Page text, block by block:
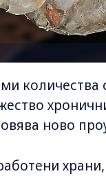
количества
ново